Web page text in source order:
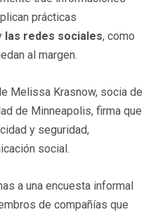
prácticas
las redes sociales, como
al margen.
Melissa Krasnow, socia de
de Minneapolis, firma que
y seguridad,
social.
a una encuesta informal
de compañías que